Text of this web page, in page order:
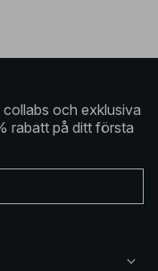
och exklusiva
rabatt på ditt första